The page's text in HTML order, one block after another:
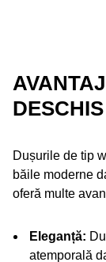
DESCHIS
Dușurile de tip
băile moderne
oferă multe
Eleganță:
atemporală